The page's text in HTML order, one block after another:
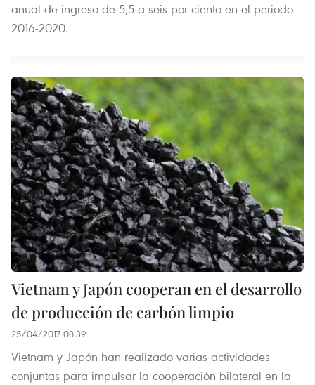
anual de ingreso de 5,5 a seis por ciento en el periodo
2016-2020.
Vietnam y Japón cooperan en el desarrollo
de producción de carbón limpio
25/04/2017 08:39
Vietnam y Japón han realizado varias actividades
conjuntas para impulsar la cooperación bilateral en la